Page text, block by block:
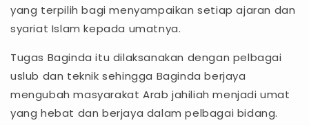
yang terpilih bagi menyampaikan setiap ajaran dan
syariat Islam kepada umatnya.
Tugas Baginda itu dilaksanakan dengan pelbagai
uslub dan teknik sehingga Baginda berjaya
mengubah masyarakat Arab jahiliah menjadi umat
yang hebat dan berjaya dalam pelbagai bidang.